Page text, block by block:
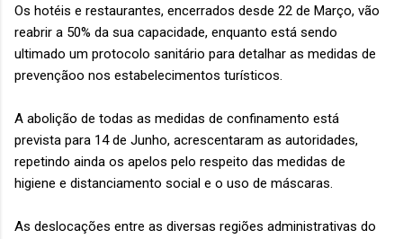
Os hotéis e restaurantes, encerrados desde 22 de Março, vão
reabrir a 50% da sua capacidade, enquanto está sendo
ultimado um protocolo sanitário para detalhar as medidas de
prevençãoo nos estabelecimentos turí­sticos.
A abolição de todas as medidas de confinamento está
prevista para 14 de Junho, acrescentaram as autoridades,
repetindo ainda os apelos pelo respeito das medidas de
higiene e distanciamento social e o uso de máscaras.
As deslocações entre as diversas regiões administrativas do